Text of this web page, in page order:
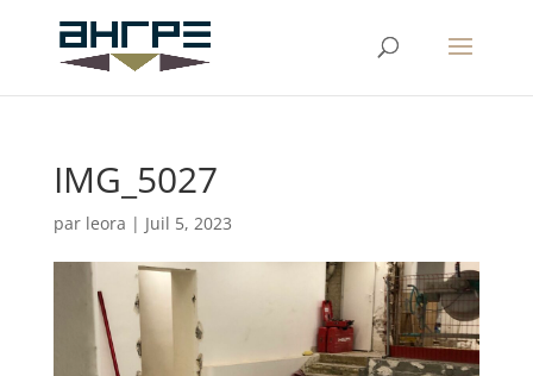
IMG_5027
par leora | Juil 5, 2023